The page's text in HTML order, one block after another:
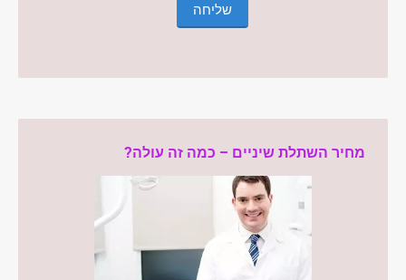
מחיר השתלת שיניים – כמה זה עולה?